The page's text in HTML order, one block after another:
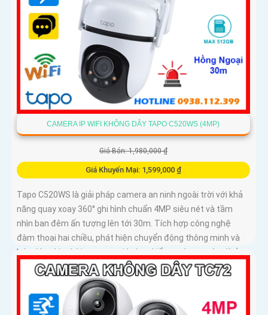
CAMERA IP WIFI KHÔNG DÂY TAPO C520WS (4MP)
Giá Bán: 1,980,000 ₫
Giá Khuyến Mại: 1,599,000 ₫
Tapo C520WS là giải pháp camera an ninh ngoài trời với khả
năng quay xoay 360° ghi hình chuẩn 4MP siêu nét và tầm
nhìn ban đêm ấn tượng lên tới 30m. Tích hợp công nghệ
đàm thoại hai chiều, phát hiện chuyển động thông minh và
báo động kịp thời, camera giúp bạn kiểm soát an toàn dù ở
bất cứ đâu